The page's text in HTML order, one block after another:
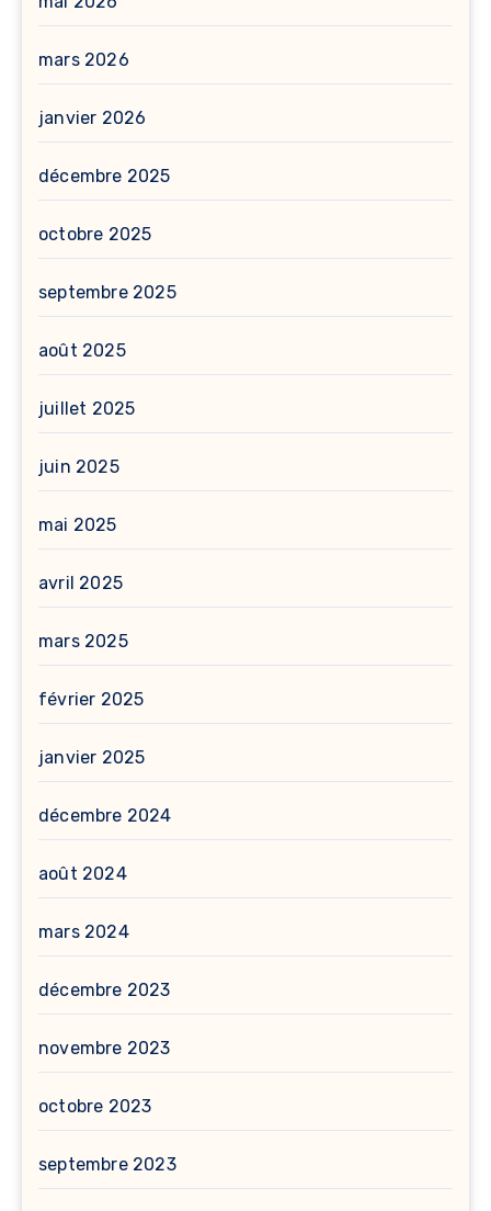
mars 2026
janvier 2026
décembre 2025
octobre 2025
septembre 2025
août 2025
juillet 2025
juin 2025
mai 2025
avril 2025
mars 2025
février 2025
janvier 2025
décembre 2024
août 2024
mars 2024
décembre 2023
novembre 2023
octobre 2023
septembre 2023